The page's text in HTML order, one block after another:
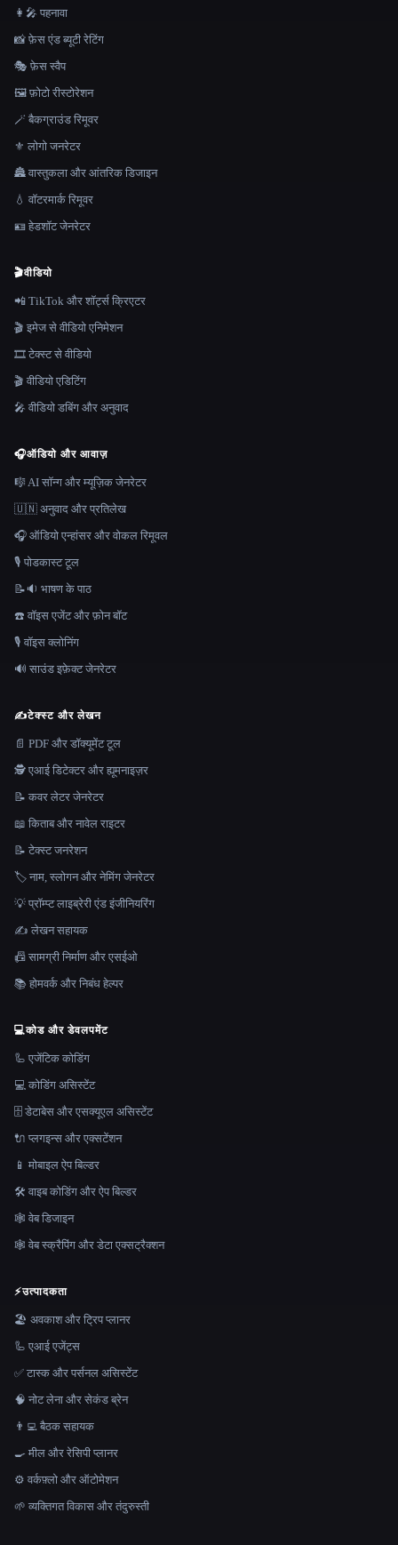
👩‍🎤 पहनावा
📸 फ़ेस एंड ब्यूटी रेटिंग
🎭 फ़ेस स्वैप
🖼️ फ़ोटो रीस्टोरेशन
🪄 बैकग्राउंड रिमूवर
⚜️ लोगो जनरेटर
🏯 वास्तुकला और आंतरिक डिजाइन
💧 वॉटरमार्क रिमूवर
🪪 हेडशॉट जेनरेटर
🎬वीडियो
📲 TikTok और शॉर्ट्स क्रिएटर
🎬 इमेज से वीडियो एनिमेशन
🎞️ टेक्स्ट से वीडियो
🎬 वीडियो एडिटिंग
🎤 वीडियो डबिंग और अनुवाद
🎧ऑडियो और आवाज़
🎼 AI सॉन्ग और म्यूज़िक जेनरेटर
🇺🇳 अनुवाद और प्रतिलेख
🎧 ऑडियो एन्हांसर और वोकल रिमूवल
🎙️ पोडकास्ट टूल
📝🔉 भाषण के पाठ
☎️ वॉइस एजेंट और फ़ोन बॉट
🎙️ वॉइस क्लोनिंग
🔊 साउंड इफ़ेक्ट जेनरेटर
✍️टेक्स्ट और लेखन
📄 PDF और डॉक्यूमेंट टूल
🕵️ एआई डिटेक्टर और ह्यूमनाइज़र
📝 कवर लेटर जेनरेटर
📖 किताब और नावेल राइटर
📝 टेक्स्ट जनरेशन
🏷️ नाम, स्लोगन और नेमिंग जेनरेटर
💡 प्रॉम्प्ट लाइब्रेरी एंड इंजीनियरिंग
✍️ लेखन सहायक
📠 सामग्री निर्माण और एसईओ
📚 होमवर्क और निबंध हेल्पर
💻कोड और डेवलपमेंट
🦾 एजेंटिक कोडिंग
💻 कोडिंग असिस्टेंट
🗄️ डेटाबेस और एसक्यूएल असिस्टेंट
🔌 प्लगइन्स और एक्सटेंशन
📱 मोबाइल ऐप बिल्डर
🛠️ वाइब कोडिंग और ऐप बिल्डर
🕸 वेब डिजाइन
🕸️ वेब स्क्रैपिंग और डेटा एक्सट्रैक्शन
⚡उत्पादकता
🏖 अवकाश और ट्रिप प्लानर
🦾 एआई एजेंट्स
✅ टास्क और पर्सनल असिस्टेंट
🧠 नोट लेना और सेकंड ब्रेन
👨‍💻 बैठक सहायक
🍳 मील और रेसिपी प्लानर
⚙️ वर्कफ़्लो और ऑटोमेशन
🌱 व्यक्तिगत विकास और तंदुरुस्ती